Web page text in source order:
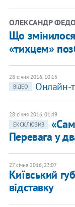
ОЛЕКСАНДР
Що
«тихцем»
28 січня 2016, 10:15
ВІДЕО
Онлайн-
28 січня 2016, 01:49
ЕКСКЛЮЗИВ
Перевага у
27 січня 2016, 23:07
Київський
відставку